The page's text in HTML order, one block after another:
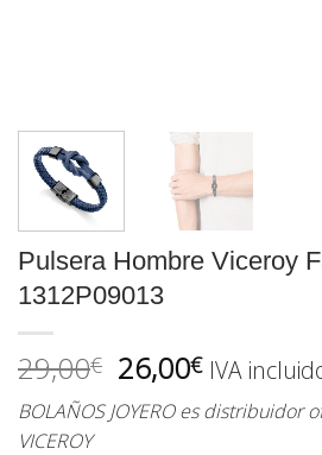
Pulsera Hombre Viceroy
1312P09013
29,00€ El
precio
original
26,00€El
precio
actual
IVA
BOLAÑOS JOYERO es distribuidor
VICEROY